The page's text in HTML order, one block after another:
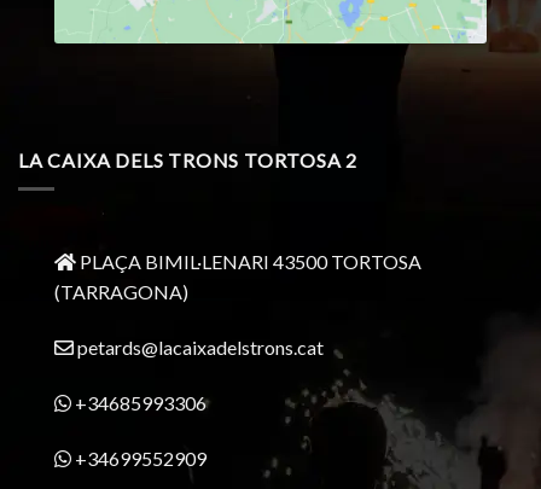
LA CAIXA DELS TRONS TORTOSA 2
PLAÇA BIMIL·LENARI 43500 TORTOSA
(TARRAGONA)
petards@lacaixadelstrons.cat
+34685993306
+34699552909